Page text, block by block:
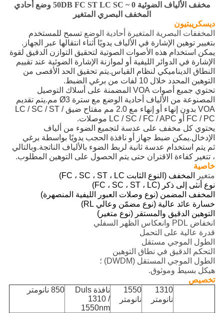
مخفف الألياف الضوئية 0 ~ 50DB FC ST LC SC وضع أحادي
المخفف البصري المتغير
ديسكريبتيون
المخففات البصرية المتغيرة أحادية الوضع تسمح للمستخدم
بتغيير توهين الإشارة في الألياف يدويًا أثناء انتقالها عبر الجهاز.
يمكن استخدام هذه الأصوات الصوتية لتحقيق التوازن الدقيق لقوة
الإشارة في الدوائر الليفية أو لموازنة الإشارة الضوئية عند تقييم
النطاق الديناميكي لنظام القياس.يتم تحقيق الحد الأقصى من
التوهين المحدد خلال 10 لفات من برغي الضبط.
تحتوي جميع أصوات VOA المضمنة على أسلاك التوصيل
المصنوعة من الألياف أحادية الوضع مع سترة Ø3 مم.يتم تقديم
VOA بدون إنهاء أو إنهاء مع 2.0 مم مفتاح ضيق LC / SC / ST /
FC / PC أو LC / SC / FC / APC موصلات.
يحتوي كل مخفف على عدسة لتجميع الضوء من ألياف
الإدخال.يمكن ضبط جهاز أو نافذة الحجب يدويًا بواسطة برغي
ثم يتم استخدام عدسة ثانية لربط الضوء بالألياف الناتجة.وبالتالي
، تتغير كفاءة الاقتران حتى يتم الحصول على التوهين المطلوب.
خاصية
متغير
المخفف (النوع الثابت FC ، SC ، ST ، LC)
نوع أنثى إلى ذكر (FC ، SC ، ST ، LC)
المخفف المضمن (نوع وصلات العبور الليفية المنصهرة)
خسارة عائد عالية (نوع مضمّن وعالي RL)
التوهين الدقيق والمستقر (نوع متغير)
انخفاض PDL وانعكاس الظهر السفلي
قدرة عالية على التحمل
الطول الموجي مستقل
التحكم الدقيق في نطاق التوهين
الطول الموجي المستقل (DWDM) ؛
هيكل بسيط وموثوق.
تخصيص
1310
نانومتر
1550
نانومتر
نافذة Duls
1310 /
1550nm
850 نانومتر